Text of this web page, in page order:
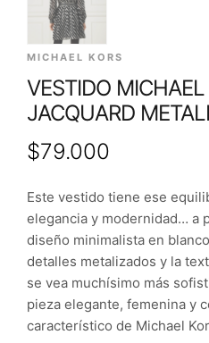
MICHAEL KORS
VESTIDO MICHAEL
JACQUARD
$79.000
Este vestido tiene ese
elegancia y modernidad… a
diseño minimalista en
detalles metalizados y la
se vea muchísimo más
pieza elegante, femenina y
característico de Michael